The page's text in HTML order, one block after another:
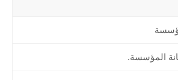
المؤسسة.